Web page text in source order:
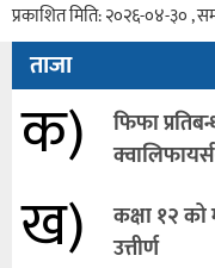
प्रकाशित मिति: २०२६-०४-३० ,
ताजा
क)
फिफा
ख)
कक्षा १२ को
उत्तीर्ण